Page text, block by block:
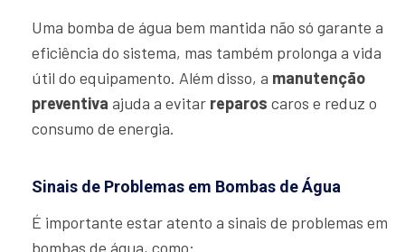
Uma bomba de água bem mantida não só garante a
eficiência do sistema, mas também prolonga a vida
útil do equipamento. Além disso, a manutenção
preventiva ajuda a evitar reparos caros e reduz o
consumo de energia.
Sinais de Problemas em Bombas de Água
É importante estar atento a sinais de problemas em
bombas de água, como: